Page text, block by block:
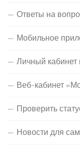
Ответы на
Мобильное
Личный
Веб-кабинет
Проверить
Новости для